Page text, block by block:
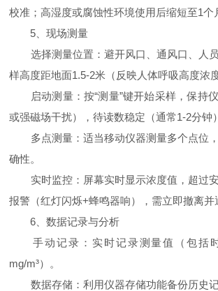
校准；高湿度或腐蚀性环境使用后缩短至1个
5、现场测量
选择测量位置：避开风口、通风口、人
样高度距地面1.5-2米（反映人体呼吸高度浓度
启动测量：按“测量”键开始采样，保持
或强磁场干扰），待读数稳定（通常1-2分钟
多点测量：适当移动仪器测量多个点位
确性。
实时监控：屏幕实时显示浓度值，超过
报警（红灯闪烁+蜂鸣器响），需立即撤离并
6、数据记录与分析
手动记录：实时记录测量值（包括
mg/m³）。
数据存储：利用仪器存储功能备份历史